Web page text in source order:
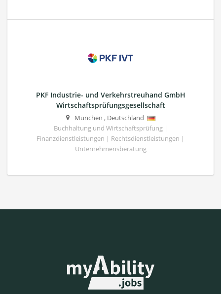
PKF Industrie- und Verkehrstreuhand GmbH
Wirtschaftsprüfungsgesellschaft
München , Deutschland
Buchhaltung und Wirtschaftsprüfung |
Finanzdienstleistungen | Rechtsdienstleistungen |
Unternehmensberatung